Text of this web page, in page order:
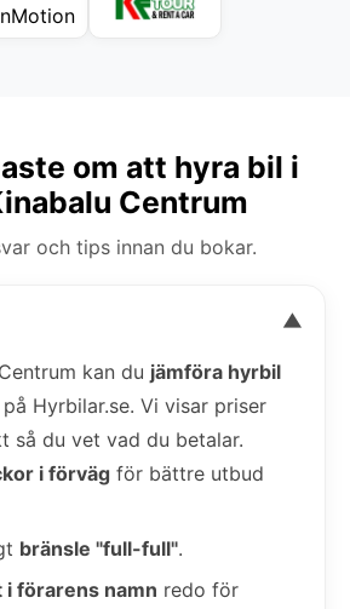
om att hyra bil i
Centrum
och tips innan du bokar.
▼
kan du jämföra hyrbil
på Hyrbilar.se. Vi visar priser
så du vet vad du betalar.
i förväg för bättre utbud
bränsle "full-full".
förarens namn redo för